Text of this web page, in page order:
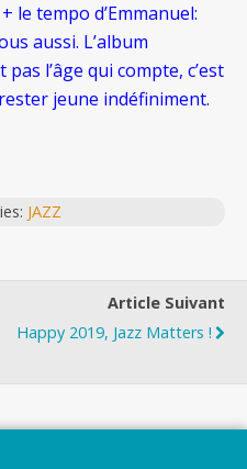
le tempo d’Emmanuel:
aussi. L’album
l’âge qui compte, c’est
jeune indéfiniment.
JAZZ
Article Suivant
Happy 2019, Jazz Matters !